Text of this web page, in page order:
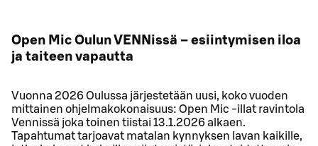
Open Mic Oulun VENNissä – esiintymisen iloa
ja taiteen vapautta
Vuonna 2026 Oulussa järjestetään uusi, koko vuoden
mittainen ohjelmakokonaisuus: Open Mic -illat ravintola
Vennissä joka toinen tiistai 13.1.2026 alkaen.
Tapahtumat tarjoavat matalan kynnyksen lavan kaikille,